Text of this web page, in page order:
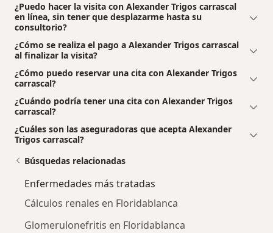
¿Puedo hacer la visita con Alexander Trigos carrascal
en línea, sin tener que desplazarme hasta su
consultorio?
¿Cómo se realiza el pago a Alexander Trigos carrascal
al finalizar la visita?
¿Cómo puedo reservar una cita con Alexander Trigos
carrascal?
¿Cuándo podría tener una cita con Alexander Trigos
carrascal?
¿Cuáles son las aseguradoras que acepta Alexander
Trigos carrascal?
Búsquedas relacionadas
Enfermedades más tratadas
Cálculos renales en Floridablanca
Glomerulonefritis en Floridablanca